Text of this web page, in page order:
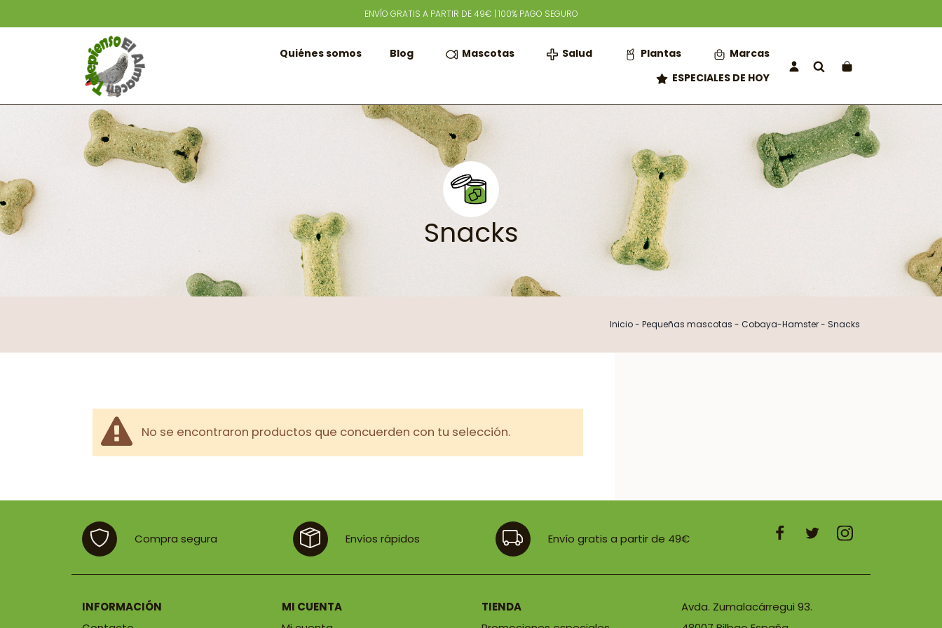
ENVÍO GRATIS A PARTIR DE 49€ | 100% PAGO SEGURO
Quiénes somos Blog Mascotas Salud Plantas
Marcas
ESPECIALES DE HOY
Snacks
Inicio- Pequeñas mascotas - Cobaya-Hamster- Snacks
No se encontraron productos que concuerden con tu selección.
Compra segura Envíos rápidos Envío gratis a partir de 49€
INFORMACIÓN
MI CUENTA
TIENDA
Avda. Zumalacárregui 93.